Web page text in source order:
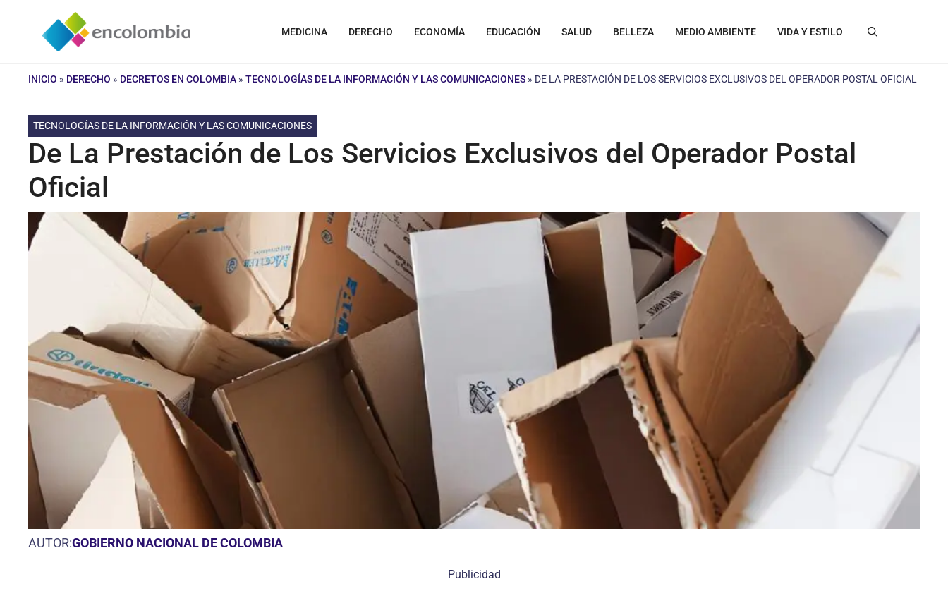
contenido
MEDICINA DERECHO ECONOMÍA EDUCACIÓN SALUD BELLEZA MEDIO AMBIENTE VIDA Y ESTILO
INICIO » DERECHO » DECRETOS EN COLOMBIA » TECNOLOGÍAS DE LA INFORMACIÓN Y LAS COMUNICACIONES » DE LA PRESTACIÓN DE LOS SERVICIOS EXCLUSIVOS DEL OPERADOR POSTAL OFICIAL
TECNOLOGÍAS DE LA INFORMACIÓN Y LAS COMUNICACIONES
De La Prestación de Los Servicios Exclusivos del Operador Postal
Oficial
AUTOR:GOBIERNO NACIONAL DE COLOMBIA
Publicidad